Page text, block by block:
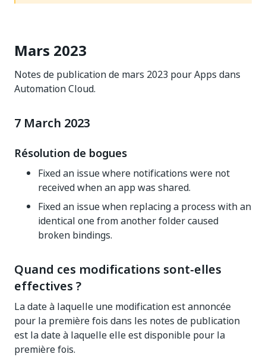
Mars 2023
Notes de publication de mars 2023 pour Apps dans
Automation Cloud.
7 March 2023
Résolution de bogues
Fixed an issue where notifications were not
received when an app was shared.
Fixed an issue when replacing a process with an
identical one from another folder caused
broken bindings.
Quand ces modifications sont-elles
effectives ?
La date à laquelle une modification est annoncée
pour la première fois dans les notes de publication
est la date à laquelle elle est disponible pour la
première fois.